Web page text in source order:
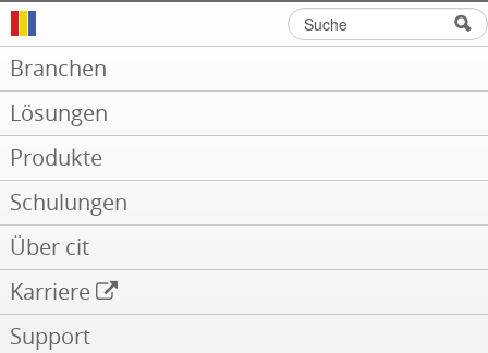
Branchen
Lösungen
Produkte
Schulungen
Über cit
Karriere
Support
Suchformular
Suche